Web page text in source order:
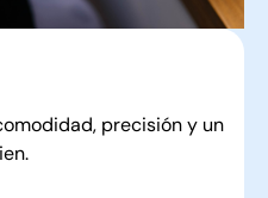
precisión y un